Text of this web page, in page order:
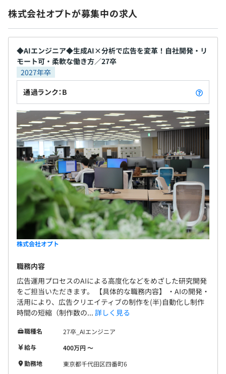
Elm, jQuery
・バックエンド: Scala, Play Framework, Akka HTTP,
Spark, Ruby, Ruby on Rails, PHP, FuelPHP, Laravel,
Duct
・インフラ: AWS, GCP
半期ごとの目標設定、振り返りによる評価をおこなってい
ます。
エンジニアの評価はチームマネージャーと部長が集まって
評価ミーティングを行い、メンバー1人1人に対して個々
の能力や成果を評価し、その結果をもとに来期さらに成長
するためのフィードバックをおこなっています。
全社約898名（2024年4月現在）
エンジニア組織は約40名で構成されています。（うち、
webエンジニア約30名）
平均3名～6名で開発をおこなっています。
昇給査定 年2回（1月、7月）
社会保険完備（健康保険、厚生年金加入、雇用保険、労災
保険）
無期雇用
3カ月（待遇の変更はありません）
株式会社オプトが募集中の求人
◆AIエンジニア◆生成AI×分析で広告を変革！自社開発・リ
モート可・柔軟な働き方／27卒
2027年卒
通過ランク：B
株式会社オプト
職務内容
広告運用プロセスのAIによる高度化などをめざした研究開発
をご担当いただきます。 【具体的な職務内容】 ・AIの開発・
活用により、広告クリエイティブの制作を(半)自動化し制作
時間の短縮（制作数の... 詳しく見る
職種名
27卒_AIエンジニア
給与
400万円 〜
勤務地
東京都千代田区四番町6